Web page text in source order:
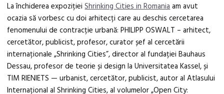
La închiderea expozițieiShrinking Cities in Romaniaam avut
ocazia să vorbesc cu doi arhitecți care au deschis cercetarea
fenomenului de contracție urbană: PHILIPP OSWALT – arhitect,
cercetător, publicist, profesor, curator șef al cercetării
internaționale „Shrinking Cities”, director al fundației Bauhaus
Dessau, profesor de teorie și design la Universitatea Kassel, și
TIM RIENIETS — urbanist, cercetător, publicist, autor al Atlasului
Internațional al Shrinking Cities, al volumelor „Open City: